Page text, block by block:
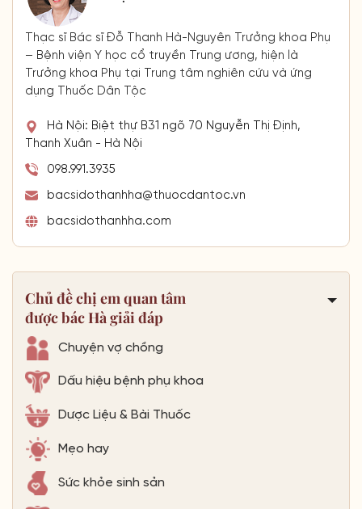
Thạc sĩ Bác sĩ Đỗ Thanh Hà-Nguyên Trưởng khoa Phụ
– Bệnh viện Y học cổ truyền Trung ương, hiện là
Trưởng khoa Phụ tại Trung tâm nghiên cứu và ứng
dụng Thuốc Dân Tộc
Hà Nội: Biệt thự B31 ngõ 70 Nguyễn Thị Định,
Thanh Xuân - Hà Nội
098.991.3935
bacsidothanhha@thuocdantoc.vn
bacsidothanhha.com
Chủ đề chị em quan tâm
được bác Hà giải đáp
Chuyện vợ chồng
Dấu hiệu bệnh phụ khoa
Dược Liệu & Bài Thuốc
Mẹo hay
Sức khỏe sinh sản